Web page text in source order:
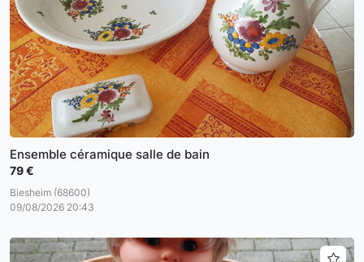
Ensemble céramique salle de bain
79 €
Biesheim (68600)
09/08/2026 20:43